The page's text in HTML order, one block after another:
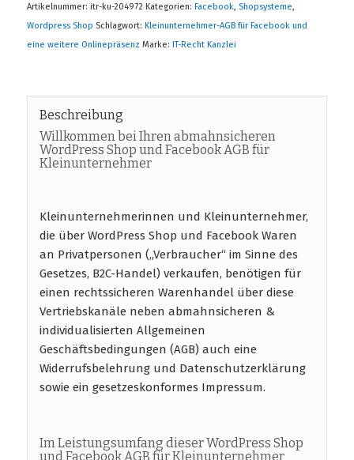
Artikelnummer: itr-ku-204972 Kategorien: Facebook, Shopsysteme,
Wordpress Shop Schlagwort: Kleinunternehmer-AGB für Facebook und
eine weitere Onlinepräsenz Marke: IT-Recht Kanzlei
Beschreibung
Willkommen bei Ihren abmahnsicheren
WordPress Shop und Facebook AGB für
Kleinunternehmer
Kleinunternehmerinnen und Kleinunternehmer,
die über WordPress Shop und Facebook Waren
an Privatpersonen („Verbraucher“ im Sinne des
Gesetzes, B2C-Handel) verkaufen, benötigen für
einen rechtssicheren Warenhandel über diese
Vertriebskanäle neben abmahnsicheren &
individualisierten Allgemeinen
Geschäftsbedingungen (AGB) auch eine
Widerrufsbelehrung und Datenschutzerklärung
sowie ein gesetzeskonformes Impressum.
Im Leistungsumfang dieser WordPress Shop
und Facebook AGB für Kleinunternehmer